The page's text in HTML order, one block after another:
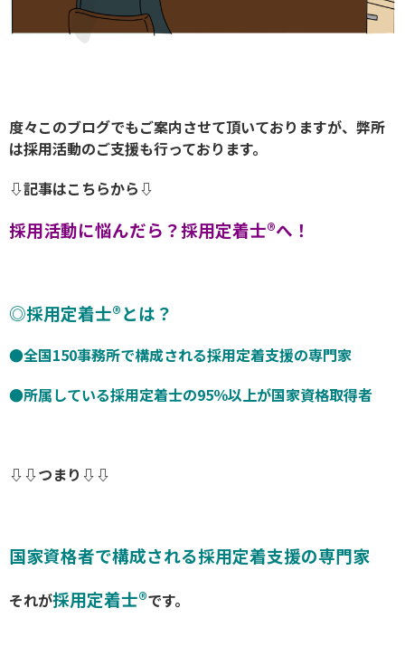
度々このブログでもご案内させて頂いておりますが、弊所
は採用活動のご支援も行っております。
⇩記事はこちらから⇩
採用活動に悩んだら？採用定着士®へ！
◎採用定着士®とは？
●全国150事務所で構成される採用定着支援の専門家
●所属している採用定着士の95％以上が国家資格取得者
⇩⇩つまり⇩⇩
国家資格者で構成される採用定着支援の専門家
それが採用定着士®です。